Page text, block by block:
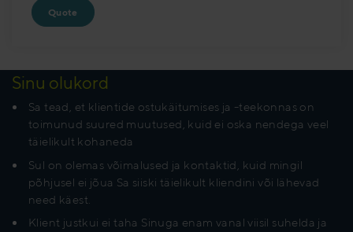
Quote
Sinu olukord
Sa tead, et klientide ostukäitumises ja -teekonnas on
toimunud suured muutused, kuid ei oska nendega veel
täielikult kohaneda
Sul on olemas võimalused ja kontaktid, kuid mingil
põhjusel ei jõua Sa siiski täielikult kliendini või lähevad
need käest.
Klient justkui ei taha Sinuga enam vanal viisil suhelda ja